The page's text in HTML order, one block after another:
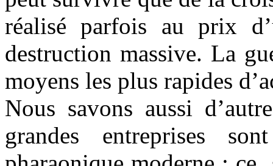
réalisé parfois au prix
destruction massive. La
moyens les plus rapides
Nous savons aussi
grandes entreprises